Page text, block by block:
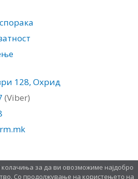
колачиња за да ви овозможиме најдобро
Со продолжување на користењето на
128, Охрид
(Viber)